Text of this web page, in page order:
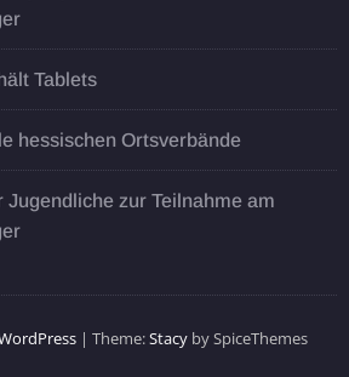
Tablets
hessischen Ortsverbände
Jugendliche zur Teilnahme am
| Theme:Stacy by SpiceThemes